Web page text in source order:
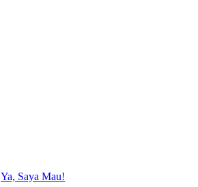
Ya, Saya Mau!